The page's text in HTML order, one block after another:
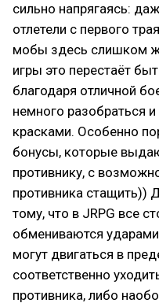
сильно напрягаясь:
отлетели с первого
мобы здесь слишком
игры это перестаёт
благодаря отличной
немного разобраться
красками. Особенно
бонусы, которые
противнику, с
противника стащить))
тому, что в JRPG все
обмениваются
могут двигаться в
соответственно
противника, либо